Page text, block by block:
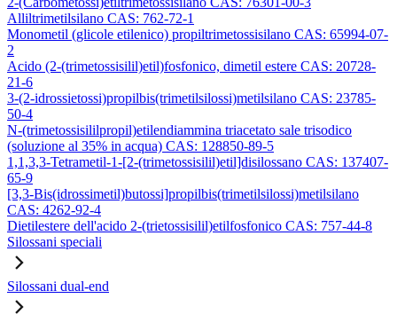
Alliltrimetilsilano CAS: 762-72-1
Monometil (glicole etilenico) propiltrimetossisilano CAS: 65994-07-
2
Acido (2-(trimetossisilil)etil)fosfonico, dimetil estere CAS: 20728-
21-6
3-(2-idrossietossi)propilbis(trimetilsilossi)metilsilano CAS: 23785-
50-4
N-(trimetossisililpropil)etilendiammina triacetato sale trisodico
(soluzione al 35% in acqua) CAS: 128850-89-5
1,1,3,3-Tetrametil-1-[2-(trimetossisilil)etil]disilossano CAS: 137407-
65-9
[3,3-Bis(idrossimetil)butossi]propilbis(trimetilsilossi)metilsilano
CAS: 4262-92-4
Dietilestere dell'acido 2-(trietossisilil)etilfosfonico CAS: 757-44-8
Silossani speciali
Silossani dual-end